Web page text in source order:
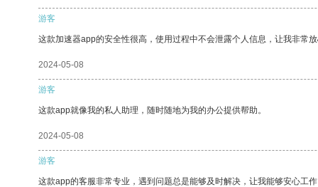
游客
这款加速器app的安全性很高，使用过程中不会泄露个人信息，让我非常
2024-05-08
游客
这款app就像我的私人助理，随时随地为我的办公提供帮助。
2024-05-08
游客
这款app的客服非常专业，遇到问题总是能够及时解决，让我能够安心工